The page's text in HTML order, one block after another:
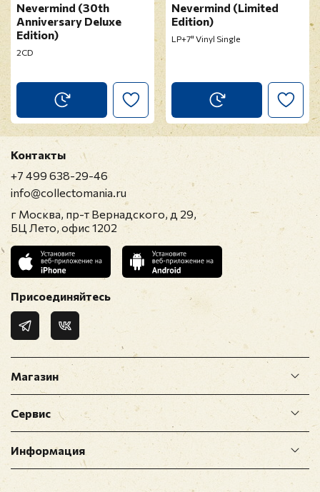
Прикрепить фото
Оставить отзыв
Перед публикацией отзывы проходят
модерацию
Nevermind (30th
Anniversary Deluxe
Edition)
2CD
Nevermind (Limited
Edition)
LP+7" Vinyl Single
Магазин
Сервис
Информация
Контакты
+7 499 638-29-46
info@collectomania.ru
г Москва, пр-т Вернадского, д 29,
БЦ Лето, офис 1202
Присоединяйтесь